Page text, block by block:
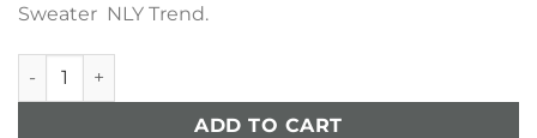
Sweater NLY Trend.
Union Sweater NLY Trend quantity
ADD TO CART